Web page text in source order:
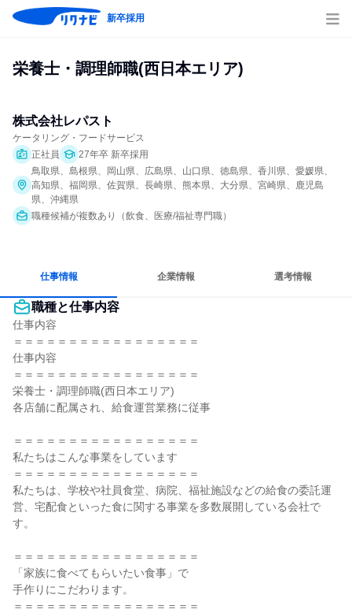
新卒採用
栄養士・調理師職(西日本エリア)
株式会社レパスト
ケータリング・フードサービス
正社員
27年卒 新卒採用
鳥取県、島根県、岡山県、広島県、山口県、徳島県、香川県、愛媛県、
高知県、福岡県、佐賀県、長崎県、熊本県、大分県、宮崎県、鹿児島
県、沖縄県
職種候補が複数あり（飲食、医療/福祉専門職）
仕事情報 企業情報 選考情報
職種と仕事内容
仕事内容
＝＝＝＝＝＝＝＝＝＝＝＝＝＝＝＝＝
仕事内容
＝＝＝＝＝＝＝＝＝＝＝＝＝＝＝＝＝
栄養士・調理師職(西日本エリア)
各店舗に配属され、給食運営業務に従事
＝＝＝＝＝＝＝＝＝＝＝＝＝＝＝＝＝
私たちはこんな事業をしています
＝＝＝＝＝＝＝＝＝＝＝＝＝＝＝＝＝
私たちは、学校や社員食堂、病院、福祉施設などの給食の委託運
営、宅配食といった食に関する事業を多数展開している会社で
す。
＝＝＝＝＝＝＝＝＝＝＝＝＝＝＝＝＝
「家族に食べてもらいたい食事」で
手作りにこだわります。
＝＝＝＝＝＝＝＝＝＝＝＝＝＝＝＝＝